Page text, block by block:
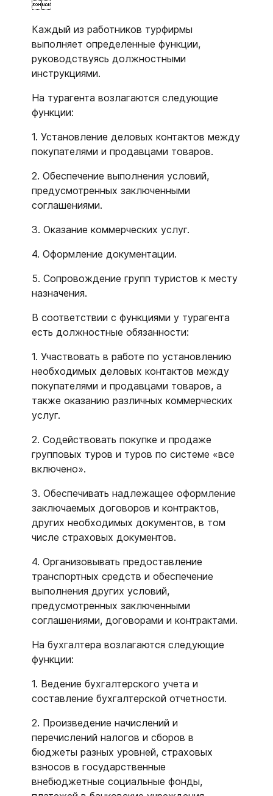

Каждый из работников турфирмы
выполняет определенные функции,
руководствуясь должностными
инструкциями.
На турагента возлагаются следующие
функции:
1. Установление деловых контактов между
покупателями и продавцами товаров.
2. Обеспечение выполнения условий,
предусмотренных заключенными
соглашениями.
3. Оказание коммерческих услуг.
4. Оформление документации.
5. Сопровождение групп туристов к месту
назначения.
В соответствии с функциями у турагента
есть должностные обязанности:
1. Участвовать в работе по установлению
необходимых деловых контактов между
покупателями и продавцами товаров, а
также оказанию различных коммерческих
услуг.
2. Содействовать покупке и продаже
групповых туров и туров по системе «все
включено».
3. Обеспечивать надлежащее оформление
заключаемых договоров и контрактов,
других необходимых документов, в том
числе страховых документов.
4. Организовывать предоставление
транспортных средств и обеспечение
выполнения других условий,
предусмотренных заключенными
соглашениями, договорами и контрактами.
На бухгалтера возлагаются следующие
функции:
1. Ведение бухгалтерского учета и
составление бухгалтерской отчетности.
2. Произведение начислений и
перечислений налогов и сборов в
бюджеты разных уровней, страховых
взносов в государственные
внебюджетные социальные фонды,